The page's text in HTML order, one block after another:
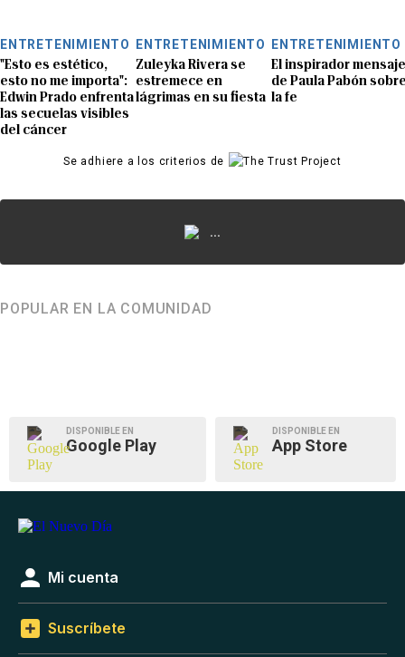
ENTRETENIMIENTO
"Esto es estético,
esto no me importa":
Edwin Prado enfrenta
las secuelas visibles
del cáncer
ENTRETENIMIENTO
Zuleyka Rivera se
estremece en
lágrimas en su fiesta
ENTRETENIMIENTO
El inspirador mensaje
de Paula Pabón
la fe
Se adhiere a los criterios de
...
POPULAR EN LA COMUNIDAD
DISPONIBLE EN
Google Play
DISPONIBLE EN
App Store
Mi cuenta
Suscríbete